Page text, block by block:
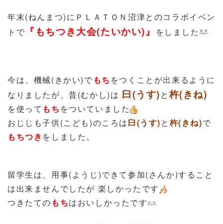
年末(ねんまつ)にＰＬＡＴＯＮ沼津とのコラボイベン
トで 『もちつき大会(たいかい)』 をしました
今は、機械(きかい)で もち をつくことが出来るように
なりましたが、昔(むかし)は 臼(うす)と杵(きね)
を使って もち をついていました
おじじも子供(こども)のころは臼(うす)と 杵(きね)で
もちつき をしました。
留学生は、用事(ようじ)できて参加(さんか)すること
は出来ませんでしたが 楽しかったです
つきたての もちはおいしかったです